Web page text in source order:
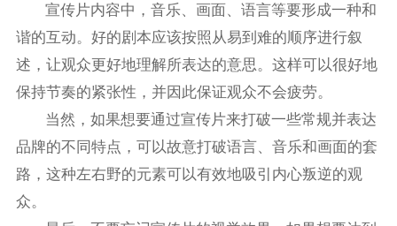
宣传片内容中，音乐、画面、语言等要形成一种和
谐的互动。好的剧本应该按照从易到难的顺序进行叙
述，让观众更好地理解所表达的意思。这样可以很好地
保持节奏的紧张性，并因此保证观众不会疲劳。
当然，如果想要通过宣传片来打破一些常规并表达
品牌的不同特点，可以故意打破语言、音乐和画面的套
路，这种左右野的元素可以有效地吸引内心叛逆的观
众。